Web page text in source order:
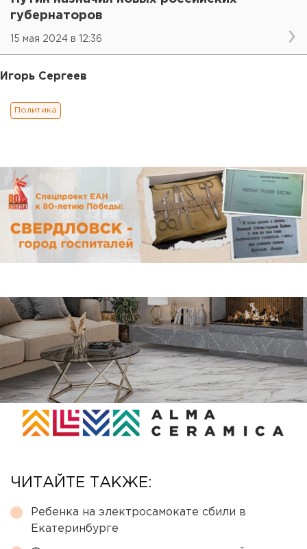
губернаторов
15 мая 2024 в 12:36
Игорь Сергеев
Политика
ЧИТАЙТЕ ТАКЖЕ:
Ребенка на электросамокате сбили в
Екатеринбурге